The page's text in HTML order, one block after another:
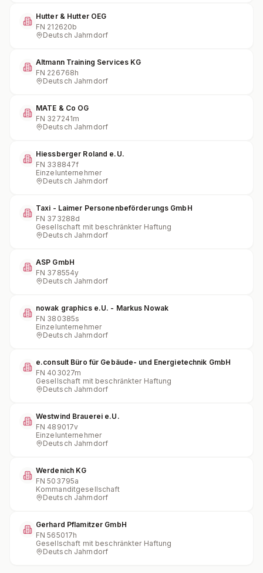
Hutter & Hutter OEG
FN 212620b
Deutsch Jahrndorf
Altmann Training Services KG
FN 226768h
Deutsch Jahrndorf
MATE & Co OG
FN 327241m
Deutsch Jahrndorf
Hiessberger Roland e.U.
FN 338847f
Einzelunternehmer
Deutsch Jahrndorf
Taxi - Laimer Personenbeförderungs GmbH
FN 373288d
Gesellschaft mit beschränkter Haftung
Deutsch Jahrndorf
ASP GmbH
FN 378554y
Deutsch Jahrndorf
nowak graphics e.U. - Markus Nowak
FN 380385s
Einzelunternehmer
Deutsch Jahrndorf
e.consult Büro für Gebäude- und Energietechnik GmbH
FN 403027m
Gesellschaft mit beschränkter Haftung
Deutsch Jahrndorf
Westwind Brauerei e.U.
FN 489017v
Einzelunternehmer
Deutsch Jahrndorf
Werdenich KG
FN503795a
Kommanditgesellschaft
Deutsch Jahrndorf
Gerhard Pflamitzer GmbH
FN565017h
Gesellschaft mit beschränkter Haftung
Deutsch Jahrndorf